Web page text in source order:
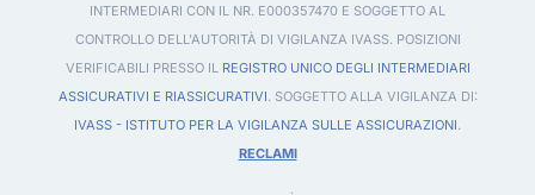
INTERMEDIARI CON IL NR. E000357470 E SOGGETTO AL
CONTROLLO DELL'AUTORITÀ DI VIGILANZA IVASS. POSIZIONI
VERIFICABILI PRESSO IL REGISTRO UNICO DEGLI INTERMEDIARI
ASSICURATIVI E RIASSICURATIVI. SOGGETTO ALLA VIGILANZA DI:
IVASS - ISTITUTO PER LA VIGILANZA SULLE ASSICURAZIONI.
RECLAMI